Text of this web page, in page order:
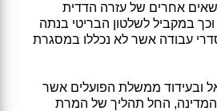
אחרים של עזרה הדדית
וכך במקביל לשלטון הבריטי בנתה
עבודה אשר לא נכללו במסגרת
ובעידוד ממשלת הפועלים אשר
החל תהליך של המרת